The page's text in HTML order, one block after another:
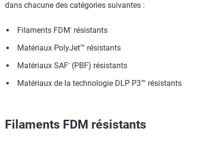
dans chacune des catégories suivantes :
Filaments FDM ®
résistants
Matériaux PolyJet™ résistants
Matériaux SAF®
(PBF) résistants
Matériaux de la technologie DLP P3™ résistants
Filaments FDM résistants